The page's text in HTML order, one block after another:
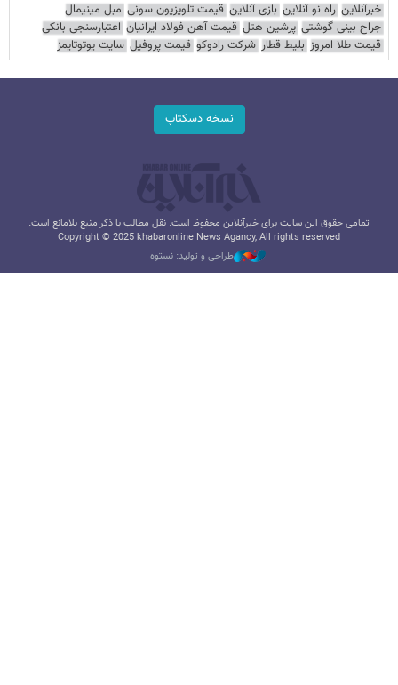
خبرآنلاین راه نو آنلاین بازی آنلاین قیمت تلویزیون سونی مبل مینیمال
جراح بینی گوشتی پرشین هتل قیمت آهن فولاد ایرانیان اعتبارسنجی بانکی
قیمت طلا امروز بلیط قطار شرکت رادوکو قیمت پروفیل سایت یوتوتایمز
نسخه دسکتاپ
تمامی حقوق این سایت برای خبرآنلاین محفوظ است. نقل مطالب با ذکر منبع بلامانع است.
Copyright © 2025 khabaronline News Agancy, All rights reserved
طراحی و تولید: نستوه